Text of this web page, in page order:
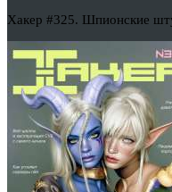
Хакер #325. Шпионские